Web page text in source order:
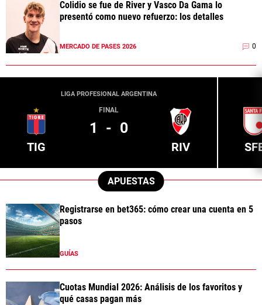
Colidio se fue de River y Vasco Da Gama lo
presentó como nuevo refuerzo: los detalles
MERCADO DE PASES 2026 0
LIGA PROFESIONAL ARGENTINA
TIG
FINAL
1 - 0
RIV
APUESTAS
Registrarse en bet365: cómo crear una cuenta en 5
pasos
GUÍAS
Cuotas Mundial 2026: Análisis de los favoritos y
qué casas pagan más